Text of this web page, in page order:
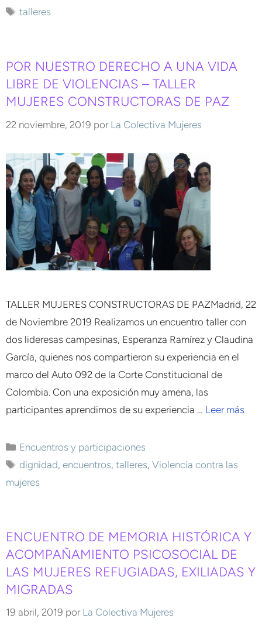
talleres
POR NUESTRO DERECHO A UNA VIDA
LIBRE DE VIOLENCIAS – TALLER
MUJERES CONSTRUCTORAS DE PAZ
22 noviembre, 2019 por La Colectiva Mujeres
TALLER MUJERES CONSTRUCTORAS DE PAZMadrid, 22
de Noviembre 2019 Realizamos un encuentro taller con
dos lideresas campesinas, Esperanza Ramírez y Claudina
García, quienes nos compartieron su experiencia en el
marco del Auto 092 de la Corte Constitucional de
Colombia. Con una exposición muy amena, las
participantes aprendimos de su experiencia … Leer más
Encuentros y participaciones
dignidad,encuentros,talleres,Violencia contra las
mujeres
ENCUENTRO DE MEMORIA HISTÓRICA Y
ACOMPAÑAMIENTO PSICOSOCIAL DE
LAS MUJERES REFUGIADAS, EXILIADAS Y
MIGRADAS
19 abril, 2019 por La Colectiva Mujeres